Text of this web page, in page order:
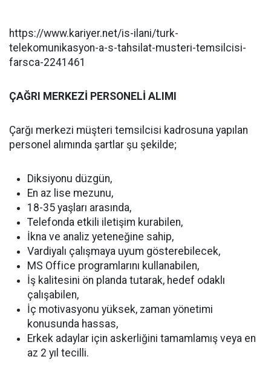
https://www.kariyer.net/is-ilani/turk-
telekomunikasyon-a-s-tahsilat-musteri-temsilcisi-
farsca-2241461
ÇAĞRI MERKEZİ PERSONELİ ALIMI
Çarğı merkezi müşteri temsilcisi kadrosuna yapılan
personel alımında şartlar şu şekilde;
Diksiyonu düzgün,
En az lise mezunu,
18-35 yaşları arasında,
Telefonda etkili iletişim kurabilen,
İkna ve analiz yeteneğine sahip,
Vardiyalı çalışmaya uyum gösterebilecek,
MS Office programlarını kullanabilen,
İş kalitesini ön planda tutarak, hedef odaklı
çalışabilen,
İç motivasyonu yüksek, zaman yönetimi
konusunda hassas,
Erkek adaylar için askerliğini tamamlamış veya en
az 2 yıl tecilli.